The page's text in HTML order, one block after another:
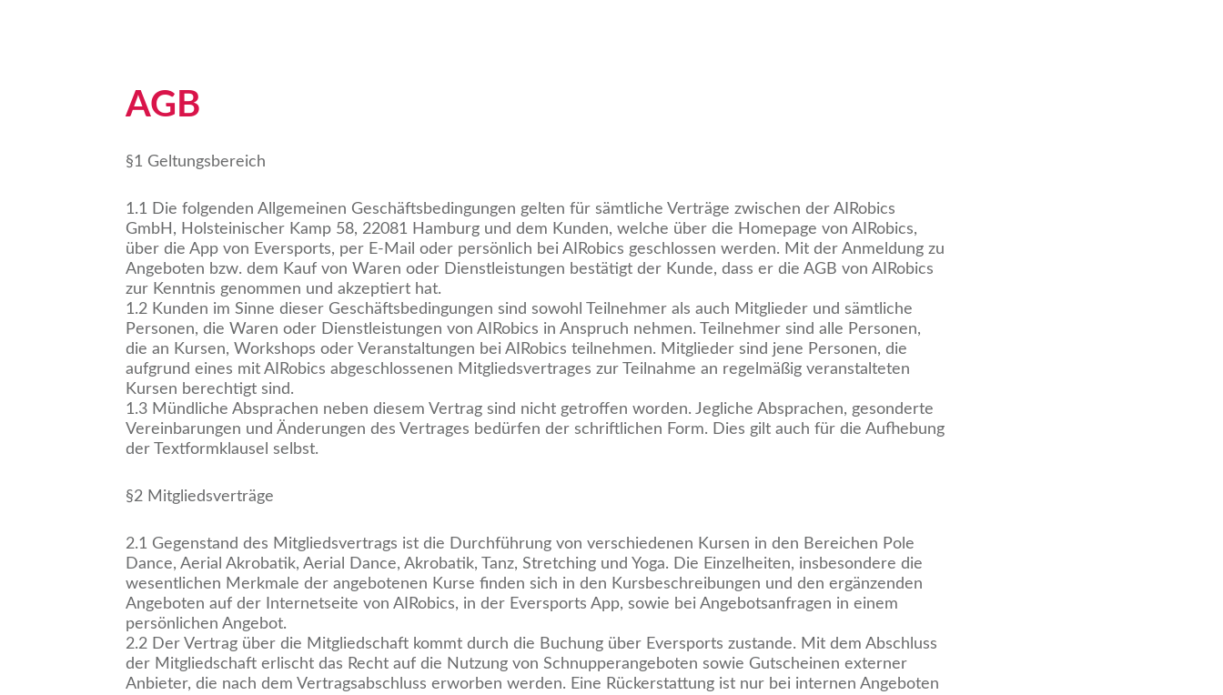
AGB
§1 Geltungsbereich
1.1 Die folgenden Allgemeinen Geschäftsbedingungen gelten für sämtliche Verträge zwischen der AIRobics
GmbH, Holsteinischer Kamp 58, 22081 Hamburg und dem Kunden, welche über die Homepage von AIRobics,
über die App von Eversports, per E-Mail oder persönlich bei AIRobics geschlossen werden. Mit der Anmeldung zu
Angeboten bzw. dem Kauf von Waren oder Dienstleistungen bestätigt der Kunde, dass er die AGB von AIRobics
zur Kenntnis genommen und akzeptiert hat.
1.2 Kunden im Sinne dieser Geschäftsbedingungen sind sowohl Teilnehmer als auch Mitglieder und sämtliche
Personen, die Waren oder Dienstleistungen von AIRobics in Anspruch nehmen. Teilnehmer sind alle Personen,
die an Kursen, Workshops oder Veranstaltungen bei AIRobics teilnehmen. Mitglieder sind jene Personen, die
aufgrund eines mit AIRobics abgeschlossenen Mitgliedsvertrages zur Teilnahme an regelmäßig veranstalteten
Kursen berechtigt sind.
1.3 Mündliche Absprachen neben diesem Vertrag sind nicht getroffen worden. Jegliche Absprachen, gesonderte
Vereinbarungen und Änderungen des Vertrages bedürfen der schriftlichen Form. Dies gilt auch für die Aufhebung
der Textformklausel selbst.
§2 Mitgliedsverträge
2.1 Gegenstand des Mitgliedsvertrags ist die Durchführung von verschiedenen Kursen in den Bereichen Pole
Dance, Aerial Akrobatik, Aerial Dance, Akrobatik, Tanz, Stretching und Yoga. Die Einzelheiten, insbesondere die
wesentlichen Merkmale der angebotenen Kurse finden sich in den Kursbeschreibungen und den ergänzenden
Angeboten auf der Internetseite von AIRobics, in der Eversports App, sowie bei Angebotsanfragen in einem
persönlichen Angebot.
2.2 Der Vertrag über die Mitgliedschaft kommt durch die Buchung über Eversports zustande. Mit dem Abschluss
der Mitgliedschaft erlischt das Recht auf die Nutzung von Schnupperangeboten sowie Gutscheinen externer
Anbieter, die nach dem Vertragsabschluss erworben werden. Eine Rückerstattung ist nur bei internen Angeboten